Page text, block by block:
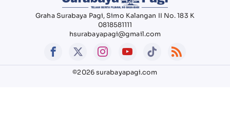
Graha Surabaya Pagi, Simo Kalangan II No. 183 K
0818581111
hsurabayapagi@gmail.com
©2026 surabayapagi.com